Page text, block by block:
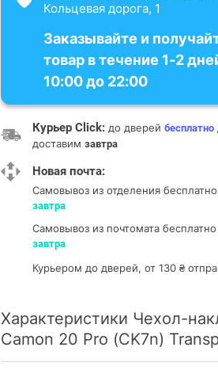
Кольцевая дорога, 1
Заказывайте и
товар в течение 1-2
10:00 до 22:00
Курьер Click: до дверей бесплатно
доставим завтра
Новая почта:
Самовывоз из отделения
завтра
Самовывоз из почтомата
завтра
Курьером до дверей, от 130 ₴
Характеристики Чeхол-
Camon 20 Pro (CK7n)